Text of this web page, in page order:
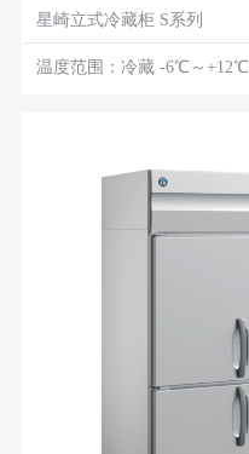
星崎立式冷藏柜 S系列
温度范围：冷藏 -6℃～+12℃